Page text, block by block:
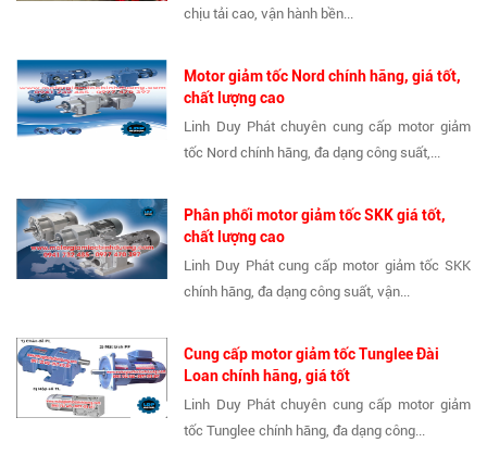
chịu tải cao, vận hành bền...
Motor giảm tốc Nord chính hãng, giá tốt,
chất lượng cao
Linh Duy Phát chuyên cung cấp motor giảm
tốc Nord chính hãng, đa dạng công suất,...
Phân phối motor giảm tốc SKK giá tốt,
chất lượng cao
Linh Duy Phát cung cấp motor giảm tốc SKK
chính hãng, đa dạng công suất, vận...
Cung cấp motor giảm tốc Tunglee Đài
Loan chính hãng, giá tốt
Linh Duy Phát chuyên cung cấp motor giảm
tốc Tunglee chính hãng, đa dạng công...